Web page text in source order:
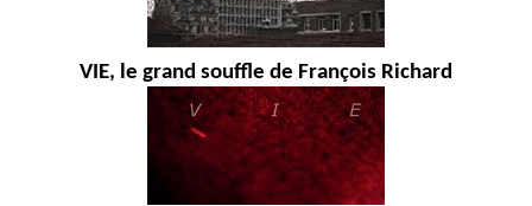
VIE, le grand souffle de François Richard